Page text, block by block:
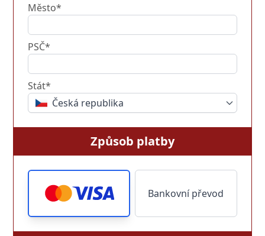
Město*
PSČ*
Stát*
Česká republika
Způsob platby
Bankovní převod